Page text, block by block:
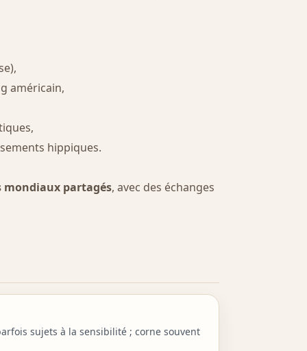
américain,
hippiques.
mondiaux partagés, avec des échanges
sujets à la sensibilité ; corne souvent